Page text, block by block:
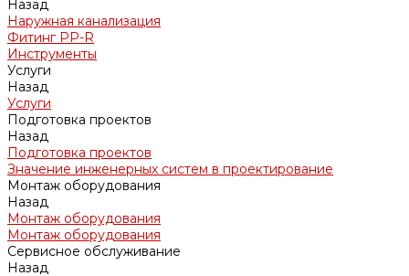
Назад
Наружная канализация
Фитинг PP-R
Инструменты
Услуги
Назад
Услуги
Подготовка проектов
Назад
Подготовка проектов
Значение инженерных систем в проектирование
Монтаж оборудования
Назад
Монтаж оборудования
Монтаж оборудования
Сервисное обслуживание
Назад